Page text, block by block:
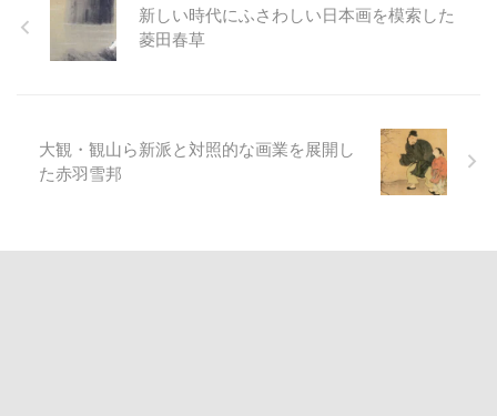
新しい時代にふさわしい日本画を模索した
菱田春草
大観・観山ら新派と対照的な画業を展開し
た赤羽雪邦